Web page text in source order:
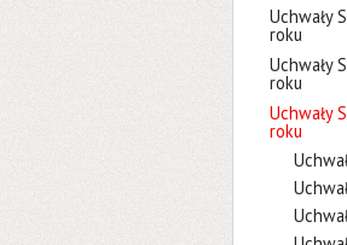
Uchwały
roku
Uchwały
roku
Uchwały
roku